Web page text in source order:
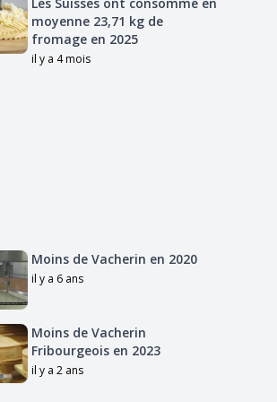
moyenne 23,71 kg de
fromage en 2025
il y a 4 mois
Moins de Vacherin en 2020
il y a 6 ans
Moins de Vacherin
Fribourgeois en 2023
il y a 2 ans